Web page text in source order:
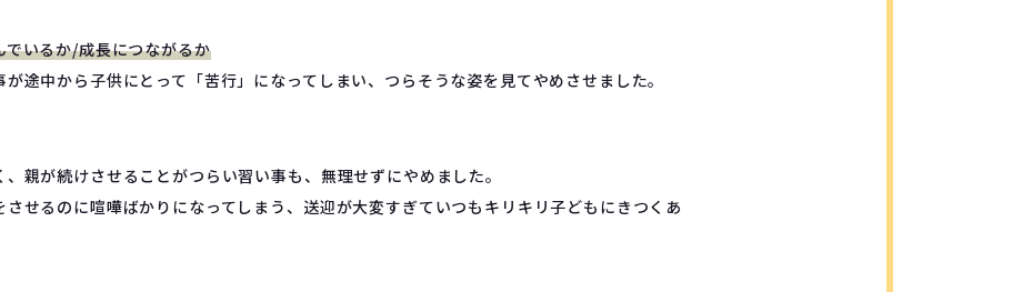
でいるか/成長につながるか
途中から子供にとって「苦行」になってしまい、つらそうな姿を見てやめさせました。
親が続けさせることがつらい習い事も、無理せずにやめました。
させるのに喧嘩ばかりになってしまう、送迎が大変すぎていつもキリキリ子どもにきつくあ